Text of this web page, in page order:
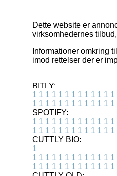
Dette website er
virksomhedernes
Informationer omkring
imod rettelser der er
BITLY:
1 1 1 1 1 1 1 1 1 1 1 1 1
1 1 1 1 1 1 1 1 1 1 1 1 1
SPOTIFY:
1 1 1 1 1 1 1 1 1 1 1 1 1
1 1 1 1 1 1 1 1 1 1 1 1 1
CUTTLY BIO:
1
1 1 1 1 1 1 1 1 1 1 1 1 1
1 1 1 1 1 1 1 1 1 1 1 1 1